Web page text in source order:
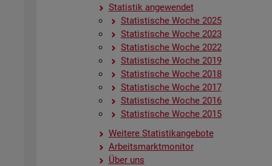
Sta­tis­tik an­ge­wen­det
Sta­tis­ti­sche Woche 2025
Sta­tis­ti­sche Woche 2023
Sta­tis­ti­sche Woche 2022
Sta­tis­ti­sche Woche 2019
Sta­tis­ti­sche Woche 2018
Sta­tis­ti­sche Woche 2017
Sta­tis­ti­sche Woche 2016
Sta­tis­ti­sche Woche 2015
Wei­te­re Sta­tis­tik­an­ge­bo­te
Ar­beits­markt­mo­ni­tor
Über uns